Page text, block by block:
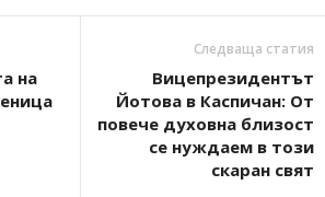
на
Следваща статия
Вицепрезидентът
Йотова в Каспичан: От
повече духовна близост
се нуждаем в този
скаран свят